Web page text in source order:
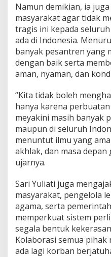
a
n
r
e
n
Namun demikian, ia
masyarakat agar tidak
tragis ini kepada
ada di Indonesia.
banyak pesantren yang
dengan baik serta
aman, nyaman, dan
“Kita tidak boleh
hanya karena
meyakini masih banyak
maupun di seluruh
menuntut ilmu yang
akhlak, dan masa depan
ujarnya.
Sari Yuliati juga
masyarakat, pengelola
agama, serta
memperkuat sistem
segala bentuk
Kolaborasi semua
ada lagi korban